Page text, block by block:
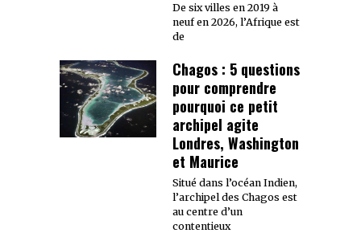
De six villes en 2019 à
neuf en 2026, l’Afrique est
de
Chagos : 5 questions
pour comprendre
pourquoi ce petit
archipel agite
Londres, Washington
et Maurice
Situé dans l’océan Indien,
l’archipel des Chagos est
au centre d’un
contentieux